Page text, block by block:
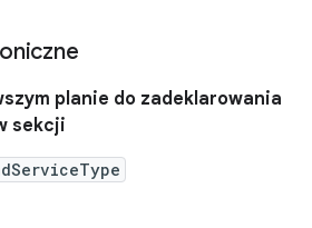
planie do zadeklarowania
sekcji